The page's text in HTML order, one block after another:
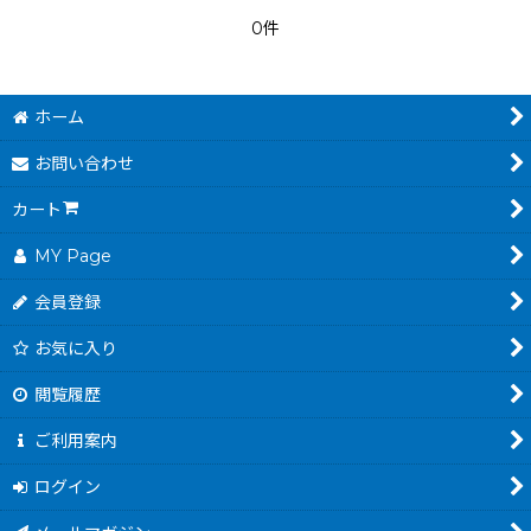
0件
ホーム
お問い合わせ
カート
MY Page
会員登録
お気に入り
閲覧履歴
ご利用案内
ログイン